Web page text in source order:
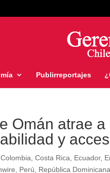
Publirreportajes
Omán atrae a
y
,Colombia ,Costa Rica Ecuador,
Perú República Dominicana